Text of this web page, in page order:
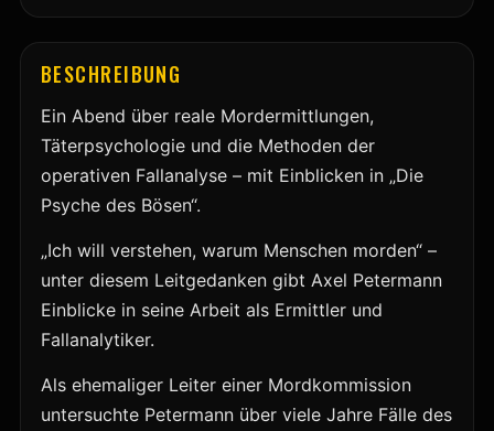
BESCHREIBUNG
Ein Abend über reale Mordermittlungen,
Täterpsychologie und die Methoden der
operativen Fallanalyse – mit Einblicken in „Die
Psyche des Bösen“.
„Ich will verstehen, warum Menschen morden“ –
unter diesem Leitgedanken gibt Axel Petermann
Einblicke in seine Arbeit als Ermittler und
Fallanalytiker.
Als ehemaliger Leiter einer Mordkommission
untersuchte Petermann über viele Jahre Fälle des